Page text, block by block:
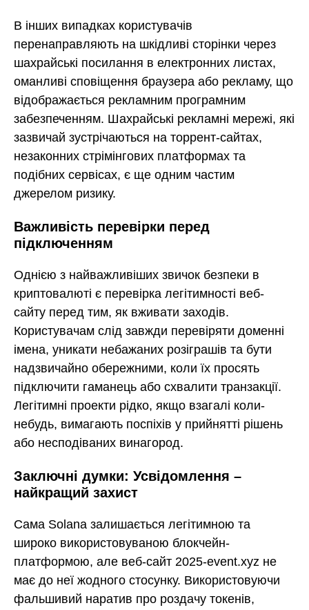
В інших випадках користувачів
перенаправляють на шкідливі сторінки через
шахрайські посилання в електронних листах,
оманливі сповіщення браузера або рекламу, що
відображається рекламним програмним
забезпеченням. Шахрайські рекламні мережі, які
зазвичай зустрічаються на торрент-сайтах,
незаконних стрімінгових платформах та
подібних сервісах, є ще одним частим
джерелом ризику.
Важливість перевірки перед
підключенням
Однією з найважливіших звичок безпеки в
криптовалюті є перевірка легітимності веб-
сайту перед тим, як вживати заходів.
Користувачам слід завжди перевіряти доменні
імена, уникати небажаних розіграшів та бути
надзвичайно обережними, коли їх просять
підключити гаманець або схвалити транзакції.
Легітимні проекти рідко, якщо взагалі коли-
небудь, вимагають поспіхів у прийнятті рішень
або несподіваних винагород.
Заключні думки: Усвідомлення –
найкращий захист
Сама Solana залишається легітимною та
широко використовуваною блокчейн-
платформою, але веб-сайт 2025-event.xyz не
має до неї жодного стосунку. Використовуючи
фальшивий наратив про роздачу токенів,